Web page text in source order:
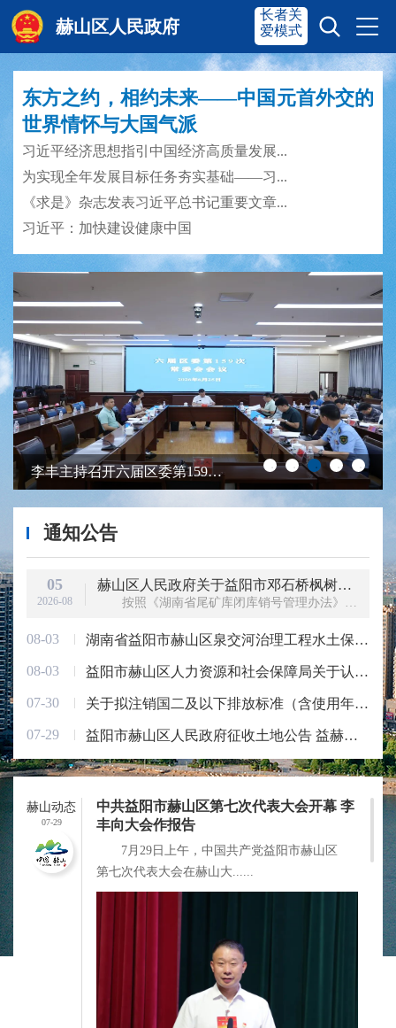
赫山区人民政府
赫山首页 奋进赫山
政务要闻 多彩资湘
互动交流
长者关
爱模式
东方之约，相约未来——中国元首外交的
世界情怀与大国气派
习近平经济思想指引中国经济高质量发展...
为实现全年发展目标任务夯实基础——习...
《求是》杂志发表习近平总书记重要文章...
习近平：加快建设健康中国
李丰主持召开六届区委第159次常委会会议
通知公告
05
2026-08
赫山区人民政府关于益阳市邓石桥枫树山金矿尾矿库闭库销号的公告
按照《湖南省尾矿库闭库销号管理办法》（湘应急联〔2021〕4号）有关规定，益阳市邓石桥枫树山金矿尾矿库已完成闭库工作，经第三方技术服务机构评估并报益阳市应急管理局复核，认定......
08-03 湖南省益阳市赫山区泉交河治理工程水土保持方案、水土保持监测报告及水土保持验收报告编制服务比选公示
08-03 益阳市赫山区人力资源和社会保障局关于认定2026年第二批就业见习基地的公示
07-30 关于拟注销国二及以下排放标准（含使用年限10年以上未知排放阶段）非道路移动机械 （第五批）的公示
07-29 益阳市赫山区人民政府征收土地公告 益赫政征告字〔2026〕7号
赫山动态
07-29
中共益阳市赫山区第七次代表大会开幕 李
丰向大会作报告
7月29日上午，中国共产党益阳市赫山区
第七次代表大会在赫山大......